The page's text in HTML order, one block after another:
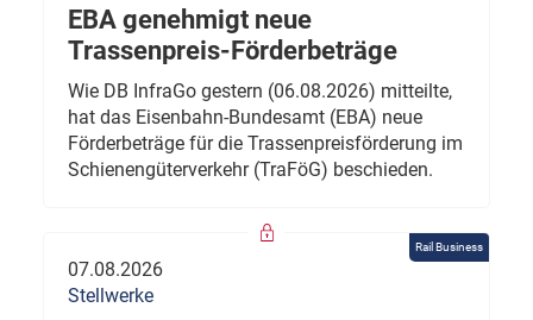
EBA genehmigt neue
Trassenpreis-Förderbeträge
Wie DB InfraGo gestern (06.08.2026) mitteilte,
hat das Eisenbahn-Bundesamt (EBA) neue
Förderbeträge für die Trassenpreisförderung im
Schienengüterverkehr (TraFöG) beschieden.
Rail Business
07.08.2026
Stellwerke